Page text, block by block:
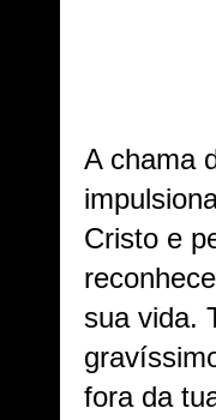
A chama
Cristo e
sua vida.
fora da